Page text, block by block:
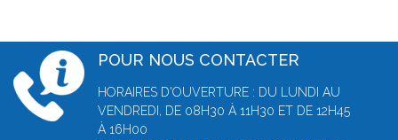
POUR NOUS CONTACTER
HORAIRES D'OUVERTURE : DU LUNDI AU
VENDREDI, DE 08H30 À 11H30 ET DE 12H45
À 16H00